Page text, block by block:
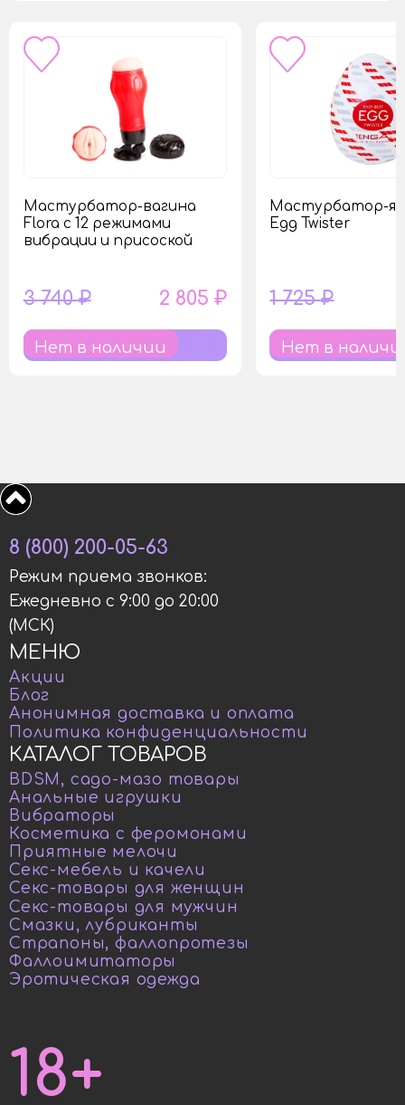
Мастурбатор-вагина
Flora с 12 режимами
вибрации и присоской
3 740 ₽ 2 805 ₽
Нет в наличии
Мастурбатор-
Egg Twister
1 725 ₽
Нет в
КАТАЛОГ ТОВАРОВ
BDSM, садо-мазо товары
Анальные игрушки
Вибраторы
Косметика с феромонами
Приятные мелочи
Секс-мебель и качели
Секс-товары для женщин
Секс-товары для мужчин
Смазки, лубриканты
Страпоны, фаллопротезы
Фаллоимитаторы
Эротическая одежда
МЕНЮ
Акции
Блог
Анонимная доставка и оплата
Политика конфиденциальности
8 (800) 200-05-63
Режим приема звонков:
Ежедневно с 9:00 до 20:00
(МСК)
18+